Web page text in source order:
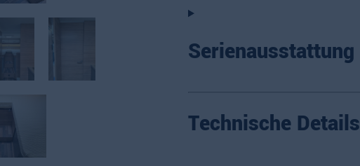
Serienausstattung
Technische Details